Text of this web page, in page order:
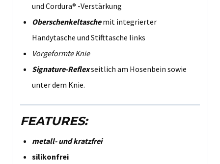
und Cordura® -Verstärkung
Oberschenkeltaschemit integrierter
Handytasche und Stifttasche links
Vorgeformte Knie
Signature-Reflexseitlich am Hosenbein sowie
unter dem Knie.
FEATURES:
metall- und kratzfrei
silikonfrei